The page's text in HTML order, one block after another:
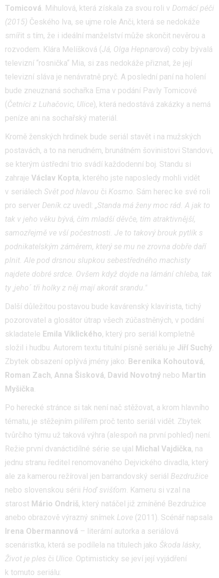
Tomicová. Mihulová, která získala za svou roli v Domácí péči
(2015) Českého lva, se ujme role Anči, která se nedokáže
smířit s tím, že i ideální manželství může skončit nevěrou a
rozvodem. Klára Melíšková (Já, Olga Hepnarová) coby bývalá
televizní “rosnička“ Mia, si zas nedokáže přiznat, že její
televizní sláva je nenávratně pryč. A poslední paní na holení
bude zneuznaná sochařka Ema v podání Pavly Tomicové
(Četníci z Luhačovic, Ulice), která nedostává zakázky a nemá
peníze ani na sochařský materiál.
Kromě ženských hrdinek bude seriál stavět i na mužských
postavách, a to na nerudném, brunátném šovinistovi Standovi,
se kterým ústřední trio svádí každodenní boj. Standu si
zahraje Václav Kopta, kterého jste naposledy mohli vidět
v seriálech Svět pod hlavou či Kosmo. Sám herec ke své roli
pro server Deník.cz uvedl: „Standa má ženy moc rád. A jak to
tak v jeho věku bývá, čím mladší děvče, tím atraktivnější,
samozřejmě ve vší počestnosti. Je to takový brouk pytlík s
podnikatelským záměrem, který se mu ne zrovna dobře daří
plnit. Ale pod drsnou slupkou sebestředného machisty
najdete dobré srdce. Ovšem když dojde na lámání chleba, tak
ty ‚jeho´ tři holky z něj mají akorát srandu."
Další důležitou postavou bude kavárenský klavírista, tichý
pozorovatel a glosátor útrap všech zúčastněných, v podání
skladatele Emila Viklického, který pro seriál kompletně
složil i hudbu. Autorem textu titulní písně seriálu je Jiří Suchý.
Zbytek obsazení oplývá jmény jako: Berenika Kohoutová,
Roman Zach, Anna Šisková, David Novotný nebo Martin
Myšička.
Po herecké stránce si tak není nač stěžovat, a krom hlavního
tématu, je stěžejním pilířem proč tento seriál vidět. Zbytek
tvůrčího týmu už taková výhra (alespoň na první pohled) není.
Režie první dvanáctidílné série se ujal
Michal Vajdička, na
jednu stranu ředitel renomovaného Dejvického divadla, který
ale za kamerou režíroval jen barrandovský seriál Bezdružice
nebo slovenskou sérii Hoď svišťom. Kameru si vzal na
starost Mário Ondriš, který natáčel již zmíněné Bezdružice
anebo obrazově výrazný snímek Love (2011). Scénář napsala
Irena Obermannová – literární autorka a seriálová
scenáristka, která se podílela na titulech jako Škoda lásky,
Život je ples či Ulice. Optimisticky se jeví její vyjádření
k tomuto seriálu: